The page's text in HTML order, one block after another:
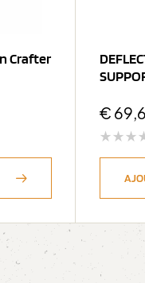
Crafter
€